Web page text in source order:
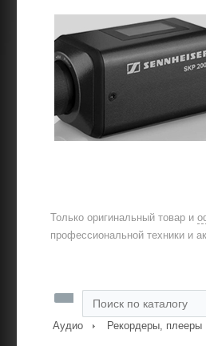
Только оригинальный товар и
профессиональной техники и
Аудио Рекордеры, плееры